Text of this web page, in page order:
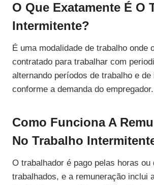
O Que Exatamente É O
Intermitente?
É uma modalidade de trabalho onde
contratado para trabalhar com
alternando períodos de trabalho e de
conforme a demanda do empregador.
Como Funciona A
No Trabalho
O trabalhador é pago pelas horas ou
trabalhados, e a remuneração inclui